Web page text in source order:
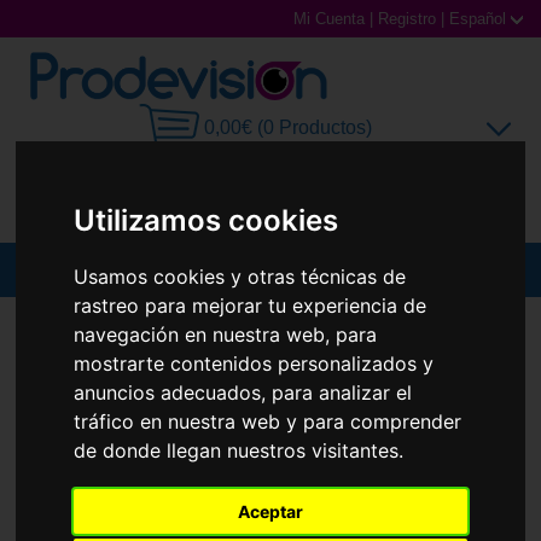
Utilizamos cookies
Usamos cookies y otras técnicas de
rastreo para mejorar tu experiencia de
navegación en nuestra web, para
mostrarte contenidos personalizados y
anuncios adecuados, para analizar el
tráfico en nuestra web y para comprender
de donde llegan nuestros visitantes.
Aceptar
Mi Cuenta Registro Español
0,00€ (0 Productos)
Gafas de Sol
Gafas Graduadas
Gafas Deportivas
Lentillas
SESF42